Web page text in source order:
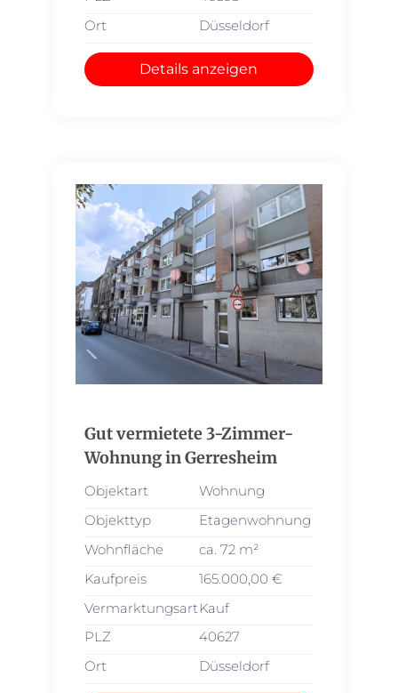
Ort
Düsseldorf
Details anzeigen
Gut vermietete 3-Zimmer-
Wohnung in Gerresheim
Objektart
Wohnung
Objekttyp
Etagenwohnung
Wohnfläche
ca. 72 m²
Kaufpreis
165.000,00 €
Vermarktungsart Kauf
PLZ
40627
Ort
Düsseldorf